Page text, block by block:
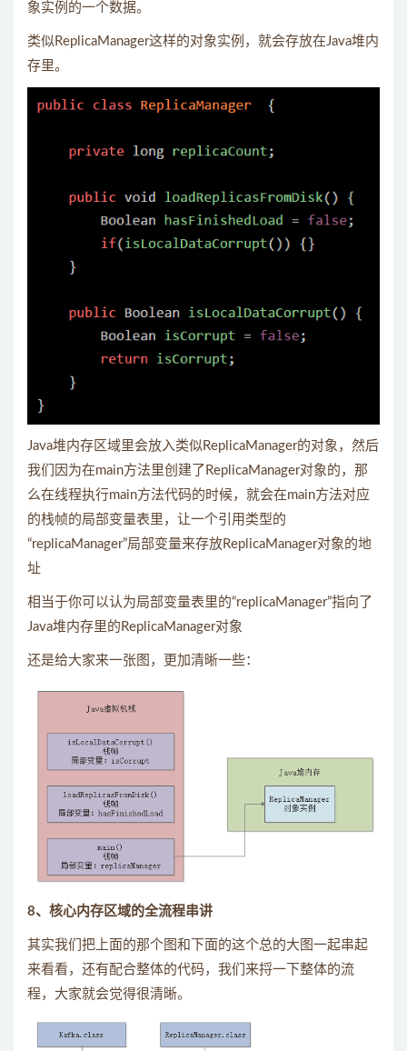
象实例的一个数据。
类似ReplicaManager这样的对象实例，就会存放在Java堆内
存里。
Java堆内存区域里会放入类似ReplicaManager的对象，然后
我们因为在main方法里创建了ReplicaManager对象的，那
么在线程执行main方法代码的时候，就会在main方法对应
的栈帧的局部变量表里，让一个引用类型的
“replicaManager”局部变量来存放ReplicaManager对象的地
址
相当于你可以认为局部变量表里的“replicaManager”指向了
Java堆内存里的ReplicaManager对象
还是给大家来一张图，更加清晰一些：
8、核心内存区域的全流程串讲
其实我们把上面的那个图和下面的这个总的大图一起串起
来看看，还有配合整体的代码，我们来捋一下整体的流
程，大家就会觉得很清晰。